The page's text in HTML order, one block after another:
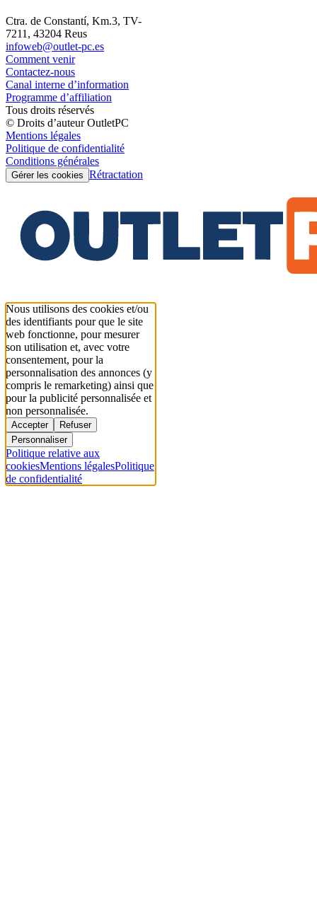
Ctra. de Constantí, Km.3, TV-
7211, 43204 Reus
infoweb@outlet-pc.es
Comment venir
Contactez-nous
Canal interne d’information
Programme d’affiliation
Tous droits réservés
© Droits d’auteur OutletPC
Mentions légales
Politique de confidentialité
Conditions générales
Gérer les cookies Rétractation
Nous utilisons des cookies et/ou
des identifiants pour que le site
web fonctionne, pour mesurer
son utilisation et, avec votre
consentement, pour la
personnalisation des annonces (y
compris le remarketing) ainsi que
pour la publicité personnalisée et
non personnalisée.
Accepter
Refuser
Personnaliser
Politique relative aux
cookiesMentions légalesPolitique
de confidentialité